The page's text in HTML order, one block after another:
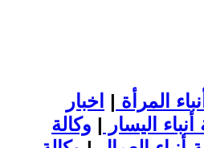
المرأة | اخبار
أنباء اليسار | وكالة